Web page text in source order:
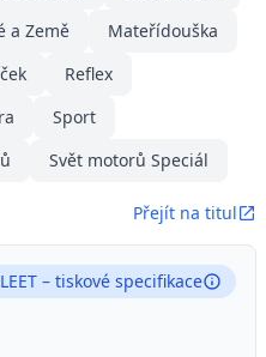
a Země
Mateřídouška
Reflex
Sport
Svět motorů Speciál
Přejít na titul
– tiskové specifikace